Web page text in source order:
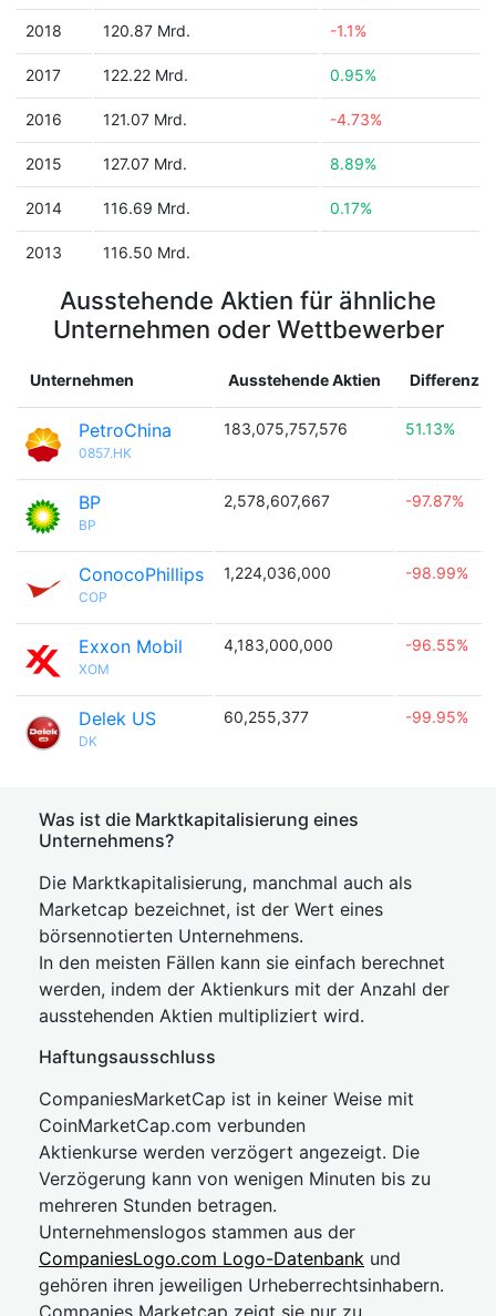
2018 120.87 Mrd. -1.1%
2017 122.22 Mrd. 0.95%
2016 121.07 Mrd. -4.73%
2015 127.07 Mrd. 8.89%
2014 116.69 Mrd. 0.17%
2013 116.50 Mrd.
Ausstehende Aktien für ähnliche
Unternehmen oder Wettbewerber
Unternehmen Ausstehende Aktien Differenz
PetroChina
0857.HK
183,075,757,576 51.13%
BP
BP
2,578,607,667 -97.87%
ConocoPhillips
COP
1,224,036,000 -98.99%
Exxon Mobil
XOM
4,183,000,000 -96.55%
Delek US
DK
60,255,377 -99.95%
Was ist die Marktkapitalisierung eines
Unternehmens?
Die Marktkapitalisierung, manchmal auch als
Marketcap bezeichnet, ist der Wert eines
börsennotierten Unternehmens.
In den meisten Fällen kann sie einfach berechnet
werden, indem der Aktienkurs mit der Anzahl der
ausstehenden Aktien multipliziert wird.
Haftungsausschluss
CompaniesMarketCap ist in keiner Weise mit
CoinMarketCap.com verbunden
Aktienkurse werden verzögert angezeigt. Die
Verzögerung kann von wenigen Minuten bis zu
mehreren Stunden betragen.
Unternehmenslogos stammen aus der
CompaniesLogo.com Logo-Datenbank und
gehören ihren jeweiligen Urheberrechtsinhabern.
Companies Marketcap zeigt sie nur zu